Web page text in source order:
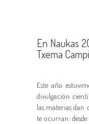
En Naukas
Txema
Este año
divulgación
las materias dan
te ocurran: